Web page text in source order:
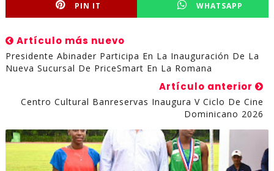
PIN IT WHATSAPP
Artículo más nuevo
Presidente Abinader Participa En La Inauguración De La
Nueva Sucursal De PriceSmart En La Romana
Artículo anterior
Centro Cultural Banreservas Inaugura V Ciclo De Cine
Dominicano 2026